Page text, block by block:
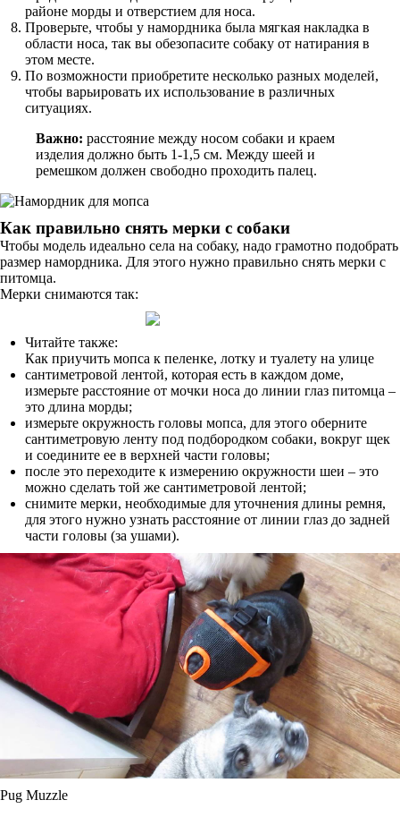
районе морды и отверстием для носа.
Проверьте, чтобы у намордника была мягкая накладка в
области носа, так вы обезопасите собаку от натирания в
этом месте.
По возможности приобретите несколько разных моделей,
чтобы варьировать их использование в различных
ситуациях.
Важно: расстояние между носом собаки и краем
изделия должно быть 1-1,5 см. Между шеей и
ремешком должен свободно проходить палец.
Как правильно снять мерки с собаки
Чтобы модель идеально села на собаку, надо грамотно подобрать
размер намордника. Для этого нужно правильно снять мерки с
питомца.
Мерки снимаются так:
Читайте также:
Как приучить мопса к пеленке, лотку и туалету на улице
сантиметровой лентой, которая есть в каждом доме,
измерьте расстояние от мочки носа до линии глаз питомца –
это длина морды;
измерьте окружность головы мопса, для этого оберните
сантиметровую ленту под подбородком собаки, вокруг щек
и соедините ее в верхней части головы;
после это переходите к измерению окружности шеи – это
можно сделать той же сантиметровой лентой;
снимите мерки, необходимые для уточнения длины ремня,
для этого нужно узнать расстояние от линии глаз до задней
части головы (за ушами).
Pug Muzzle